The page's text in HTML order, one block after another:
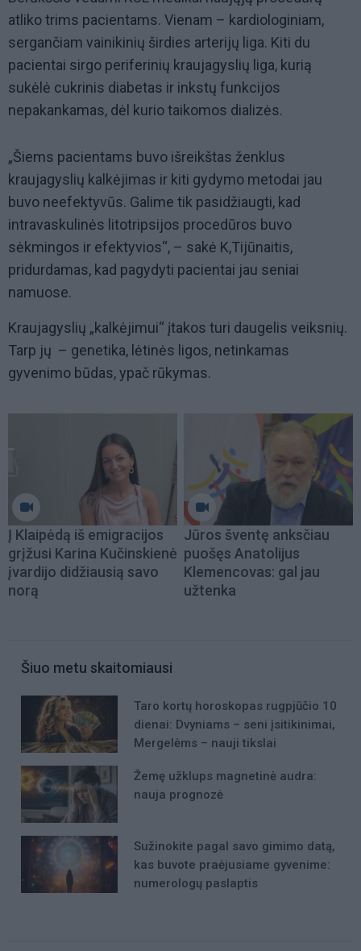
atliko trims pacientams. Vienam – kardiologiniam,
sergančiam vainikinių širdies arterijų liga. Kiti du
pacientai sirgo periferinių kraujagyslių liga, kurią
sukėlė cukrinis diabetas ir inkstų funkcijos
nepakankamas, dėl kurio taikomos dializės.
„Šiems pacientams buvo išreikštas ženklus
kraujagyslių kalkėjimas ir kiti gydymo metodai jau
buvo neefektyvūs. Galime tik pasidžiaugti, kad
intravaskulinės litotripsijos procedūros buvo
sėkmingos ir efektyvios“, – sakė K,Tijūnaitis,
pridurdamas, kad pagydyti pacientai jau seniai
namuose.
Kraujagyslių „kalkėjimui“ įtakos turi daugelis veiksnių.
Tarp jų – genetika, lėtinės ligos, netinkamas
gyvenimo būdas, ypač rūkymas.
Į Klaipėdą iš emigracijos
grįžusi Karina Kučinskienė
įvardijo didžiausią savo
norą
Jūros šventę anksčiau
puošęs Anatolijus
Klemencovas: gal jau
užtenka
Šiuo metu skaitomiausi
Taro kortų horoskopas rugpjūčio 10
dienai: Dvyniams – seni įsitikinimai,
Mergelėms – nauji tikslai
Žemę užklups magnetinė audra:
nauja prognozė
Sužinokite pagal savo gimimo datą,
kas buvote praėjusiame gyvenime:
numerologų paslaptis